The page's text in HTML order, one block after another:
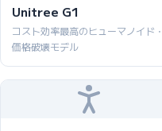
Unitree G1
コスト効率最高のヒューマノイド・
価格破壊モデル